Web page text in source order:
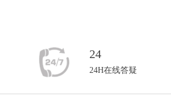
24
24H在线答疑